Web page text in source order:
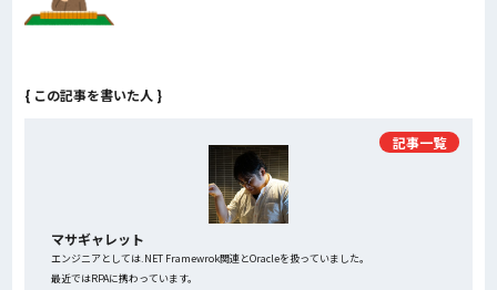
{ この記事を書いた人 }
マサギャレット
エンジニアとしては.NET Framewrok関連とOracleを扱っていました。
最近ではRPAに携わっています。
記事一覧